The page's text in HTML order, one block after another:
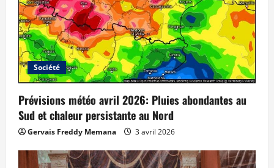
Société
Prévisions météo avril 2026: Pluies abondantes au
Sud et chaleur persistante au Nord
Gervais Freddy Memana 3 avril 2026